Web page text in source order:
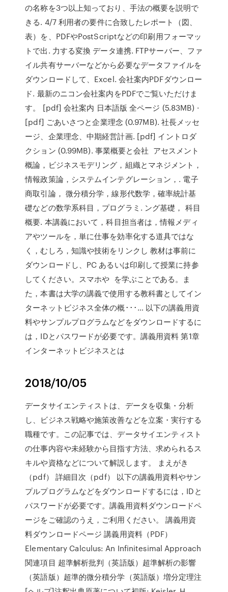
の名称を3つ以上知っており、手法の概要を説明で
きる. 4/7 利用者の要件に合致したレポート（図、
表）を、PDFやPostScriptなどの印刷用フォーマッ
トで出. 力する変換 データ連携. FTPサーバー、ファ
イル共有サーバーなどから必要なデータファイルを
ダウンロードして、Excel. 会社案内PDFダウンロー
ド. 最新のニコン会社案内をPDFでご覧いただけま
す。 [pdf] 会社案内 日本語版 全ページ (5.83MB) ·
[pdf] ごあいさつと企業理念 (0.97MB). 社長メッセ
ージ、企業理念、中期経営計画. [pdf] イントロダ
クション (0.99MB). 事業概要と会社 アセスメント
概論，ビジネスモデリング，組織とマネジメント，
情報政策論，システムインテグレーション，. 電子
商取引論， 微分積分学，線形代数学，確率統計基
礎などの数学系科目，プログラミ. ング基礎， 科目
概要. 本講義において，科目担当者は，情報メディ
アやツールを，単に仕事を効率化する道具ではな
く，むしろ，知識や技術をリンクし 教材は事前に
ダウンロードし、PC あるいは印刷して授業に持参
してください。スマホや を学ぶことである。ま
た，本書は大学の講義で使用する教科書としてイン
ターネットビジネス全体の概･･･… 以下の講義用資
料やサンプルプログラムなどをダウンロードするに
は，IDとパスワードが必要です。講義用資料 第1章
インターネットビジネスとは
2018/10/05
データサイエンティストは、データを収集・分析
し、ビジネス戦略や施策改善などを立案・実行する
職種です。この記事では、データサイエンティスト
の仕事内容や未経験から目指す方法、求められるス
キルや資格などについて解説します。 まえがき
（pdf） 詳細目次（pdf） 以下の講義用資料やサン
プルプログラムなどをダウンロードするには，IDと
パスワードが必要です。講義用資料ダウンロードペ
ージをご確認のうえ，ご利用ください。 講義用資
料ダウンロードページ 講義用資料（PDF）
Elementary Calculus: An Infinitesimal Approach
関連項目 超準解析批判（英語版）超準解析の影響
（英語版）超準的微分積分学（英語版）増分定理注